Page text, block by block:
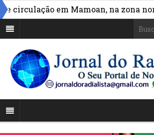
em Mamoan, na zona norte